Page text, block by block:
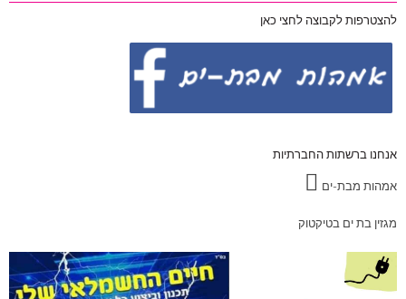
להצטרפות לקבוצה לחצי כאן
אנחנו ברשתות החברתיות
אמהות מבת-ים
מגזין בת ים בטיקטוק